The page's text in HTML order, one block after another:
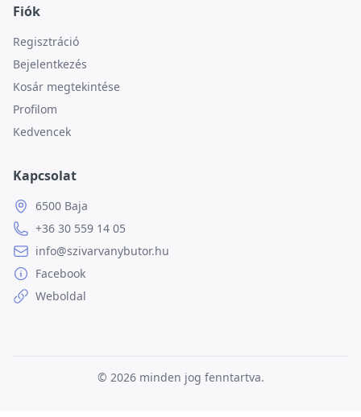
Fiók
Regisztráció
Bejelentkezés
Kosár megtekintése
Profilom
Kedvencek
Kapcsolat
6500 Baja
+36 30 559 14 05
info@szivarvanybutor.hu
Facebook
Weboldal
© 2026 minden jog fenntartva.